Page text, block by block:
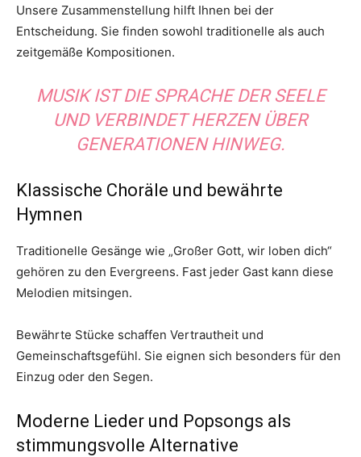
Unsere Zusammenstellung hilft Ihnen bei der
Entscheidung. Sie finden sowohl traditionelle als auch
zeitgemäße Kompositionen.
MUSIK IST DIE SPRACHE DER SEELE
UND VERBINDET HERZEN ÜBER
GENERATIONEN HINWEG.
Klassische Choräle und bewährte
Hymnen
Traditionelle Gesänge wie „Großer Gott, wir loben dich“
gehören zu den Evergreens. Fast jeder Gast kann diese
Melodien mitsingen.
Bewährte Stücke schaffen Vertrautheit und
Gemeinschaftsgefühl. Sie eignen sich besonders für den
Einzug oder den Segen.
Moderne Lieder und Popsongs als
stimmungsvolle Alternative